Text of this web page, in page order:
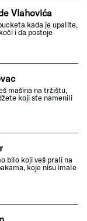
Vlahovića
kada je upalite,
i da postoje
mašina na tržištu,
koji ste namenili
bilo koji veš prali na
koje nisu imale